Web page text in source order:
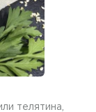
телятина,